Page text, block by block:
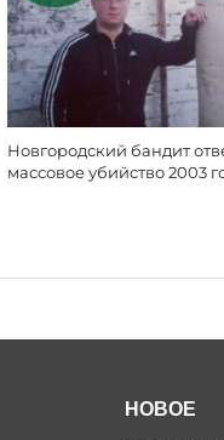
Новгородский бандит
массовое убийство 2003
НОВОЕ